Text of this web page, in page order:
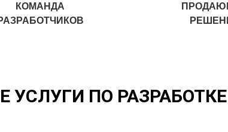
КОМАНДА
УСЛУГИ ПО